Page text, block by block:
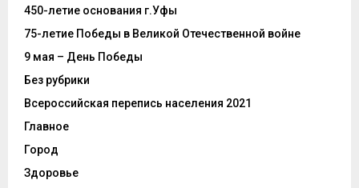
450-летие основания г.Уфы
75-летие Победы в Великой Отечественной войне
9 мая – День Победы
Без рубрики
Всероссийская перепись населения 2021
Главное
Город
Здоровье